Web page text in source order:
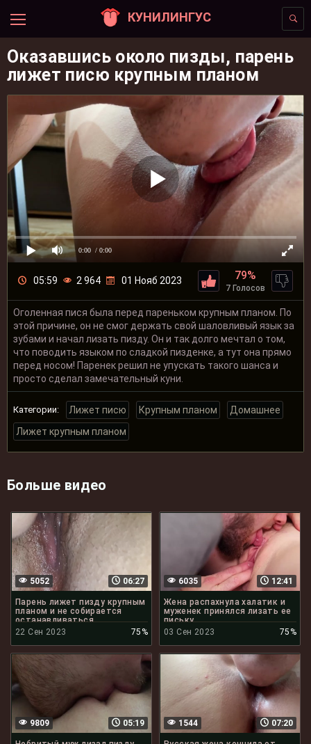
КУНИЛИНГУС
Оказавшись около пизды, парень
лижет писю крупным планом
0:00 / 0:00
05:59 2 964 01 Нояб 2023 79%
7 Голосов
Оголенная пися была перед пареньком крупным планом. По
этой причине, он не смог держать свой шаловливый язык за
зубами и начал лизать пизду. Он и так долго мечтал о том,
что поводить языком по сладкой пизденке, а тут она прямо
перед носом! Паренек решил не упускать такого шанса и
просто сделал замечательный куни.
Категории: Лижет писю Крупным планом
Домашнее
Лижет крупным планом
Больше видео
06:27
5052
Парень лижет пизду крупным
планом и не собирается
останавливаться
22 Сен 2023
75%
12:41
6035
Жена распахнула халатик и
муженек принялся лизать ее
письку
03 Сен 2023
75%
05:19
9809 07:20
1544